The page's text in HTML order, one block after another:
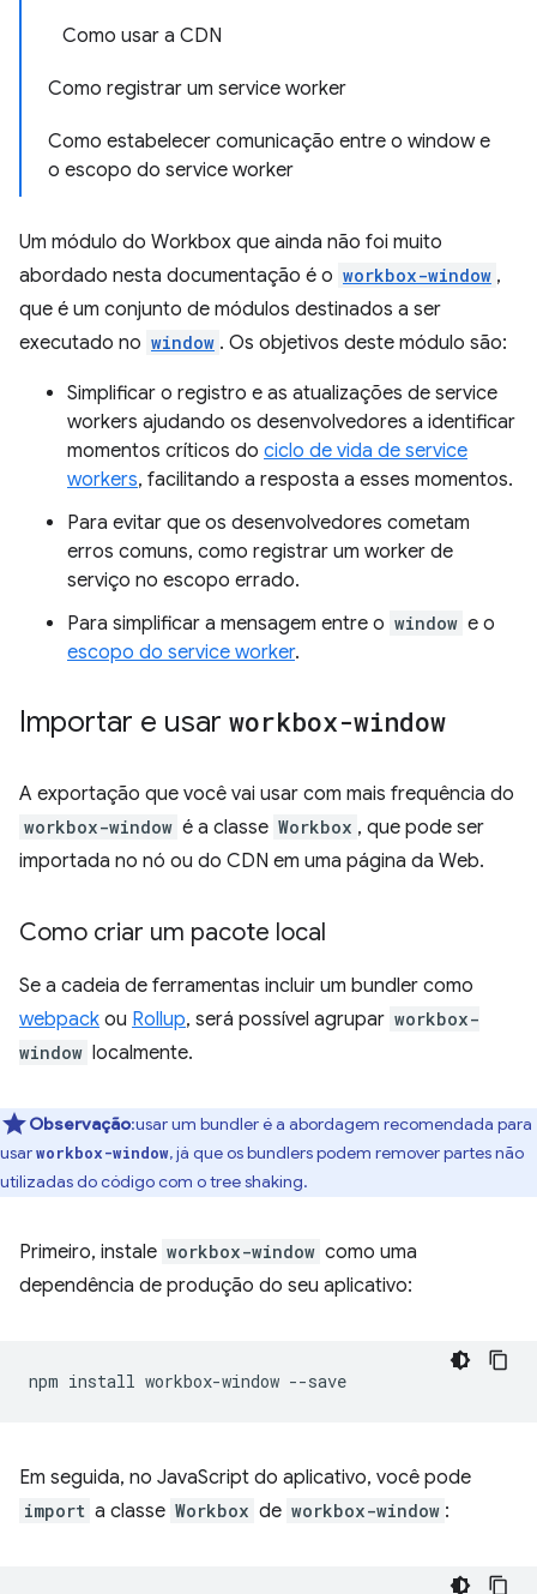
Como usar a CDN
Como registrar um service worker
Como estabelecer comunicação entre o window e
o escopo do service worker
Um módulo do Workbox que ainda não foi muito
abordado nesta documentação é o workbox-window ,
que é um conjunto de módulos destinados a ser
executado no window . Os objetivos deste módulo são:
Simplificar o registro e as atualizações de service
workers ajudando os desenvolvedores a identificar
momentos críticos do ciclo de vida de service
workers, facilitando a resposta a esses momentos.
Para evitar que os desenvolvedores cometam
erros comuns, como registrar um worker de
serviço no escopo errado.
Para simplificar a mensagem entre o window e o
escopo do service worker.
Importar e usar workbox-window
A exportação que você vai usar com mais frequência do
workbox-window é a classe Workbox , que pode ser
importada no nó ou do CDN em uma página da Web.
Como criar um pacote local
Se a cadeia de ferramentas incluir um bundler como
webpack ou Rollup, será possível agrupar workbox-
window localmente.
Observação:usar um bundler é a abordagem recomendada para
usarworkbox-window, já que os bundlers podem remover partes não
utilizadas do código com o tree shaking.
Primeiro, instale workbox-window como uma
dependência de produção do seu aplicativo:
npm install workbox-window
Em seguida, no JavaScript do aplicativo, você pode
import a classe Workbox de workbox-window :